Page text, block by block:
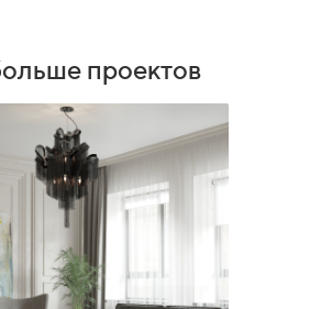
проектов